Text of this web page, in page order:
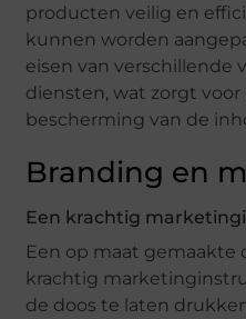
producten veilig en
kunnen worden
eisen van verschillende
diensten, wat zorgt
bescherming van de
Branding en
Een krachtig
Een op maat gemaakte
krachtig
de doos te laten